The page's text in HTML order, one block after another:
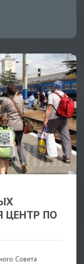
ЦЕНТР ПО
Совета